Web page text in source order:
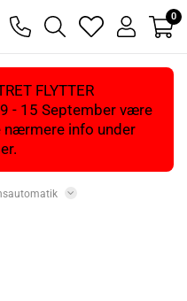
phone
magnifying
glass
heart
light
user
light
0
FLYTTER
- 15 September være
nærmere info under